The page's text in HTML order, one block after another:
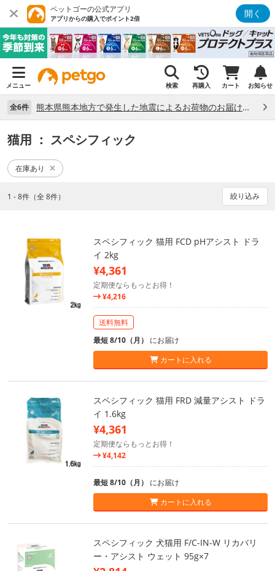
ペットゴーの公式アプリ
アプリからの購入でポイント2倍 開く
メニュー 検索 再購入 カート お知らせ
全6件 熊本県熊本地方で発生した地震によるお荷物のお届け状況について （7/28）
猫用 ： スペシフィック
在庫あり
1 - 8件（全 8件） 絞り込み
スペシフィック 猫用 FCD pHアシスト ドラ
イ 2kg
¥4,361
定期便ならもっとお得！
¥4,216
送料無料
最短 8/10（月） にお届け
カートに入れる
スペシフィック 猫用 FRD 減量アシスト ドラ
イ 1.6kg
¥4,361
定期便ならもっとお得！
¥4,142
最短 8/10（月） にお届け
カートに入れる
スペシフィック 犬猫用 F/C-IN-W リカバリ
ー・アシスト ウェット 95g×7